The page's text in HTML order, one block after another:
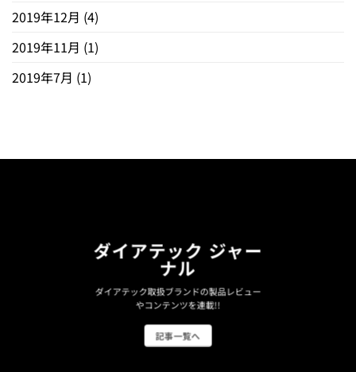
2019年12月 (4)
2019年11月 (1)
2019年7月 (1)
ダイアテック ジャー
ナル
ダイアテック取扱ブランドの製品レビュー
やコンテンツを連載!!
記事一覧へ